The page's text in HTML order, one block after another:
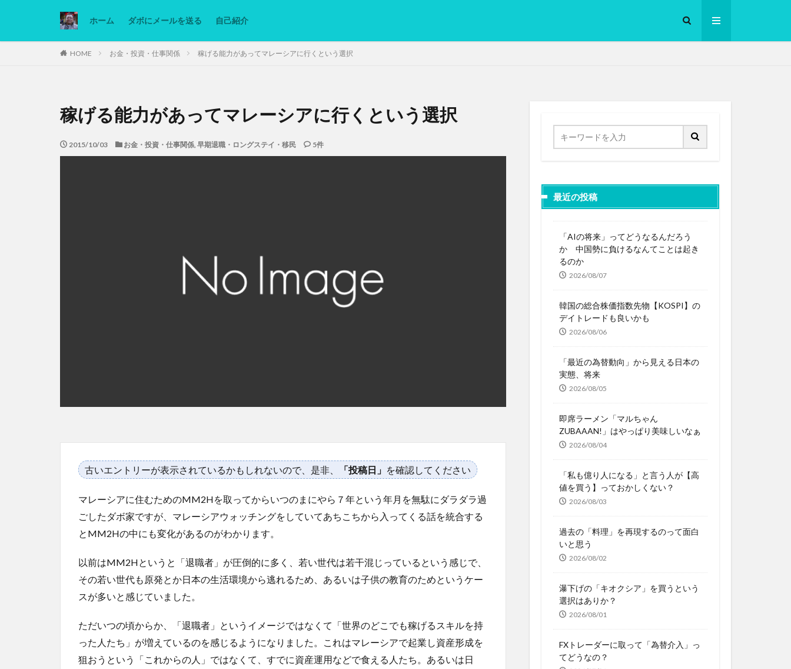
ホーム ダボにメールを送る 自己紹介
HOME お金・投資・仕事関係 稼げる能力があってマレーシアに行くという選択
稼げる能力があってマレーシアに行くという選択
2015/10/03 お金・投資・仕事関係, 早期退職・ロングステイ・移民 5件
古いエントリーが表示されているかもしれないので、是非、 「投稿日」 を確認してください
マレーシアに住むためのMM2Hを取ってからいつのまにやら７年という年月を無駄にダラダラ過
ごしたダボ家ですが、マレーシアウォッチングをしていてあちこちから入ってくる話を統合する
とMM2Hの中にも変化があるのがわかります。
以前はMM2Hというと「退職者」が圧倒的に多く、若い世代は若干混じっているという感じで、
その若い世代も原発とか日本の生活環境から逃れるため、あるいは子供の教育のためというケー
スが多いと感じていました。
ただいつの頃からか、「退職者」というイメージではなくて「世界のどこでも稼げるスキルを持
った人たち」が増えているのを感じるようになりました。これはマレーシアで起業し資産形成を
狙おうという「これからの人」ではなくて、すでに資産運用などで食える人たち。あるいは日
最近の投稿
「AIの将来」ってどうなるんだろう
か 中国勢に負けるなんてことは起き
るのか
2026/08/07
韓国の総合株価指数先物【KOSPI】の
デイトレードも良いかも
2026/08/06
「最近の為替動向」から見える日本の
実態、将来
2026/08/05
即席ラーメン「マルちゃん
ZUBAAAN!」はやっぱり美味しいなぁ
2026/08/04
「私も億り人になる」と言う人が【高
値を買う】っておかしくない？
2026/08/03
過去の「料理」を再現するのって面白
いと思う
2026/08/02
瀑下げの「キオクシア」を買うという
選択はありか？
2026/08/01
FXトレーダーに取って「為替介入」っ
てどうなの？
カテゴリー
Ninjatrader PC グリグリ画像 マレーシア動画 ヨーグルト